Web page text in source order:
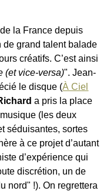
la France depuis
de grand talent balade
créatifs. C’est ainsi
(et vice-versa)". Jean-
le disque (À Ciel
a pris la place
(les deux
séduisantes, sortes
à ce projet d’autant
d’expérience qui
discrétion, un de
nord" !). On regrettera